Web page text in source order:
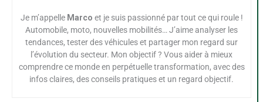
Je m’appelle Marco et je suis passionné par tout ce qui roule !
Automobile, moto, nouvelles mobilités… J’aime analyser les
tendances, tester des véhicules et partager mon regard sur
l’évolution du secteur. Mon objectif ? Vous aider à mieux
comprendre ce monde en perpétuelle transformation, avec des
infos claires, des conseils pratiques et un regard objectif.